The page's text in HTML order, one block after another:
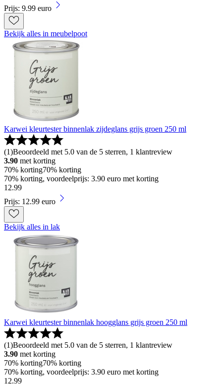
Prijs: 9.99 euro
Bekijk alles in meubelpoot
Karwei kleurtester binnenlak zijdeglans grijs groen 250 ml
(1)Beoordeeld met 5.0 van de 5 sterren, 1 klantreview
3.90 met korting
70% korting70% korting
70% korting, voordeelprijs: 3.90 euro met korting
12.99
Prijs: 12.99 euro
Bekijk alles in lak
Karwei kleurtester binnenlak hoogglans grijs groen 250 ml
(1)Beoordeeld met 5.0 van de 5 sterren, 1 klantreview
3.90 met korting
70% korting70% korting
70% korting, voordeelprijs: 3.90 euro met korting
12.99